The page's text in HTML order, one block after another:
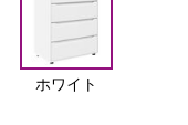
ホワイト